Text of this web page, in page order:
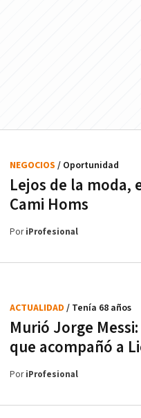
Lejos de la moda,
Cami Homs
NEGOCIOS / Oportunidad
PoriProfesional
Murió Jorge
que acompañó a
ACTUALIDAD / Tenía 68 años
PoriProfesional